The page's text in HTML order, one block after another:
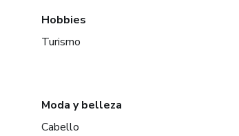
Hobbies
Turismo
Moda y belleza
Cabello